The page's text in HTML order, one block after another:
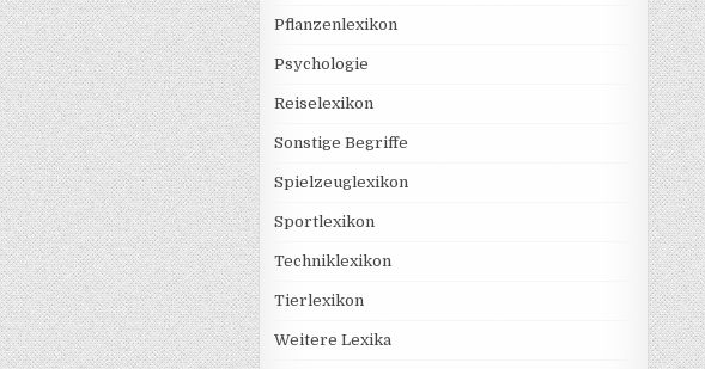
Pflanzenlexikon
Psychologie
Reiselexikon
Sonstige Begriffe
Spielzeuglexikon
Sportlexikon
Techniklexikon
Tierlexikon
Weitere Lexika